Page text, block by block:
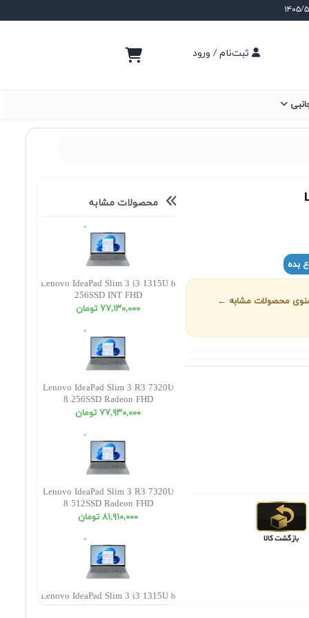
ثبت‌نام / ورود
بده
منوی محصولات مشابه ←
محصولات مشابه
Lenovo IdeaPad Slim 3 i3 1315U 8
256SSD INT FHD
٧٧,١٣٠,٠٠٠ تومان
Lenovo IdeaPad Slim 3 R3 7320U
8 256SSD Radeon FHD
٧٧,٩٣٠,٠٠٠ تومان
Lenovo IdeaPad Slim 3 R3 7320U
8 512SSD Radeon FHD
٨١,٩١٠,٠٠٠ تومان
Lenovo IdeaPad Slim 3 i3 1315U 8